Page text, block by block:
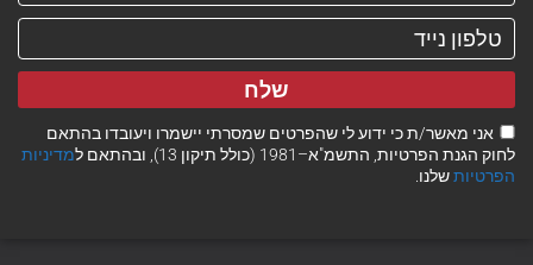
אני מאשר/ת כי ידוע לי שהפרטים שמסרתי יישמרו ויעובדו בהתאם
לחוק הגנת הפרטיות, התשמ"א–1981 (כולל תיקון 13), ובהתאם ל
מדיניות
הפרטיותשלנו.
שלח